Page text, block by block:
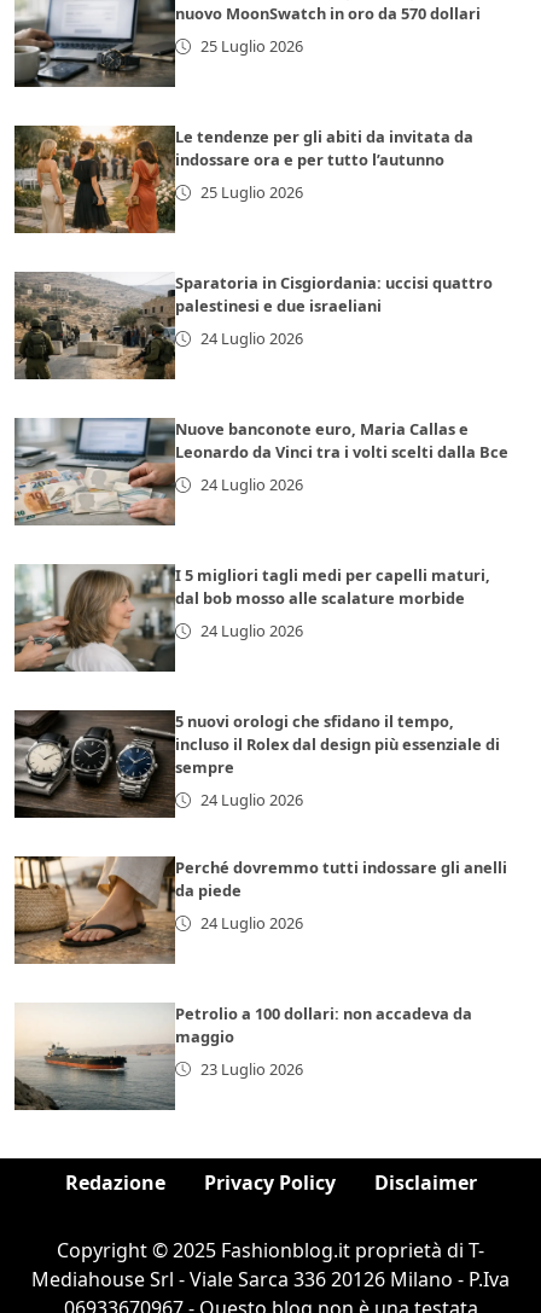
nuovo MoonSwatch in oro da 570 dollari
25 Luglio 2026
Le tendenze per gli abiti da invitata da
indossare ora e per tutto l’autunno
25 Luglio 2026
Sparatoria in Cisgiordania: uccisi quattro
palestinesi e due israeliani
24 Luglio 2026
Nuove banconote euro, Maria Callas e
Leonardo da Vinci tra i volti scelti dalla Bce
24 Luglio 2026
I 5 migliori tagli medi per capelli maturi,
dal bob mosso alle scalature morbide
24 Luglio 2026
5 nuovi orologi che sfidano il tempo,
incluso il Rolex dal design più essenziale di
sempre
24 Luglio 2026
Perché dovremmo tutti indossare gli anelli
da piede
24 Luglio 2026
Petrolio a 100 dollari: non accadeva da
maggio
23 Luglio 2026
Redazione Privacy Policy Disclaimer
Copyright © 2025 Fashionblog.it proprietà di T-
Mediahouse Srl - Viale Sarca 336 20126 Milano - P.Iva